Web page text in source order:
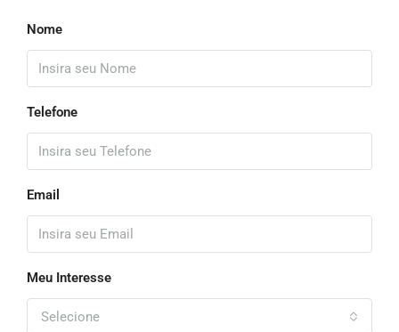
Nome
Telefone
Email
Meu Interesse
Selecione